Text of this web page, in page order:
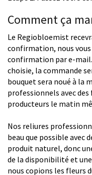
Comment ça
Le Regiobloemist
confirmation, nous
confirmation par e-
choisie, la commande
bouquet sera noué à la
professionnels avec des
producteurs le matin
Nos reliures
beau que possible avec
produit naturel, donc
de la disponibilité et
nous copions les fleurs